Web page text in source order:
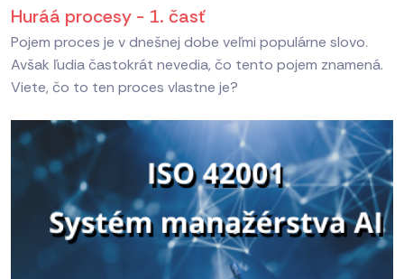
Huráá procesy - 1. časť
Pojem proces je v dnešnej dobe veľmi populárne slovo.
Avšak ľudia častokrát nevedia, čo tento pojem znamená.
Viete, čo to ten proces vlastne je?